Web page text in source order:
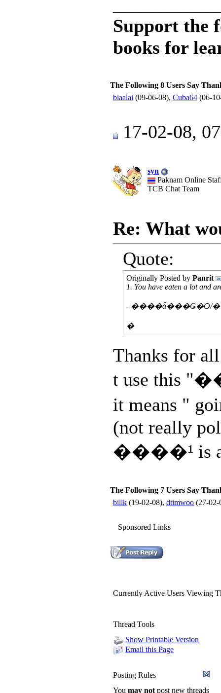
Support the
books for
The Following 8 Users Say
blaalai (09-06-08), Cuba64 (06-
17-02-08,
syn
Paknam Online
TCB Chat Team
Re: What
Quote:
Originally Posted by Panrit
1. You have eaten a lot and
- ����ǡ���Ǥ�Ѻ/
�
Thanks for
t use this
it means "
(not really
����¹ is a
The Following 7 Users Say
billk (19-02-08), dtimwoo (27-
Sponsored Links
Currently Active Users Viewing
Thread Tools
Show Printable Version
Email this Page
Posting Rules
You may not post new threads